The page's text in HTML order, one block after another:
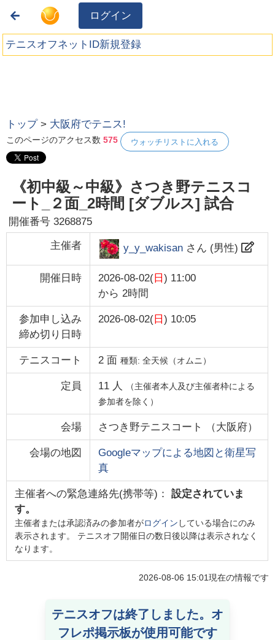
ログイン
テニスオフネットID新規登録
トップ > 大阪府でテニス!
このページのアクセス数575 ウォッチリストに入れる
《初中級～中級》さつき野テニスコ
ート_２面_2時間 [ダブルス] 試合
開催番号3268875
主催者 y_y_wakisanさん (男性)
開催日時 2026-08-02(日 ) 11:00
から 2時間
参加申し込み
締め切り日時
2026-08-02(日 ) 10:05
テニスコート 2面 種類: 全天候（オムニ）
定員 11 人
（主催者本人及び主催者枠による
参加者を除く）
会場 さつき野テニスコート （大阪府）
会場の地図
Googleマップによる地図と衛星写
真
主催者への緊急連絡先(携帯等)： 設定されていま
す。
主催者または承認済みの参加者がログイン している場合にのみ
表示されます。 テニスオフ開催日の数日後以降は表示されなく
なります。
2026-08-06 15:01現在の情報です
テニスオフは終了しました。オ
フレポ掲示板が使用可能です